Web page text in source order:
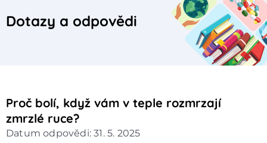
Dotazy a odpovědi
Proč bolí, když vám v teple rozmrzají
zmrzlé ruce?
Datum odpovědi: 31. 5. 2025